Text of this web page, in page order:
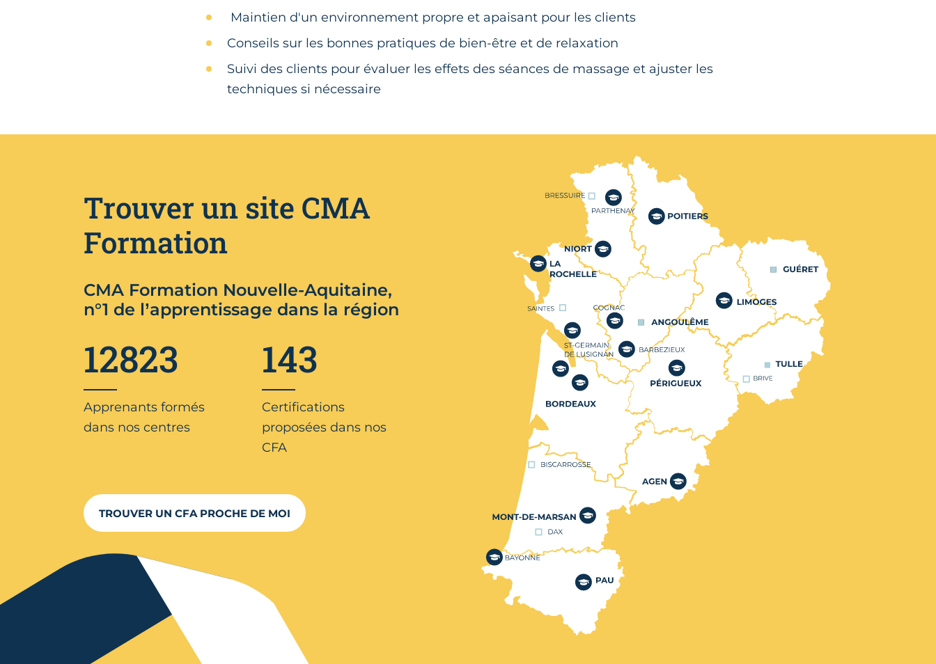
Maintien d'un environnement propre et apaisant pour les clients
Conseils sur les bonnes pratiques de bien-être et de relaxation
Suivi des clients pour évaluer les effets des séances de massage et ajuster les
techniques si nécessaire
Nos centres de formation
Trouver un site CMA
Formation
CMA Formation Nouvelle-Aquitaine,
n°1 de l’apprentissage dans la région
12823
Apprenants formés
dans nos centres
143
Certifications
proposées dans nos
CFA
TROUVER UN CFA PROCHE DE MOI